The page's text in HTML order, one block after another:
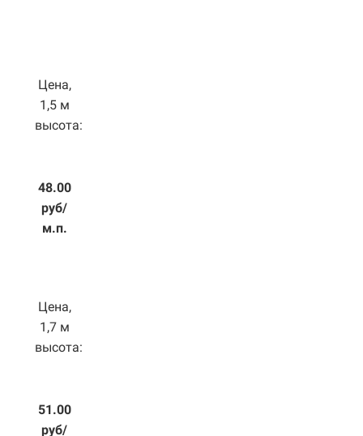
Цена,
1,5 м
высота:
48.00
руб/
м.п.
Цена,
1,7 м
высота:
51.00
руб/